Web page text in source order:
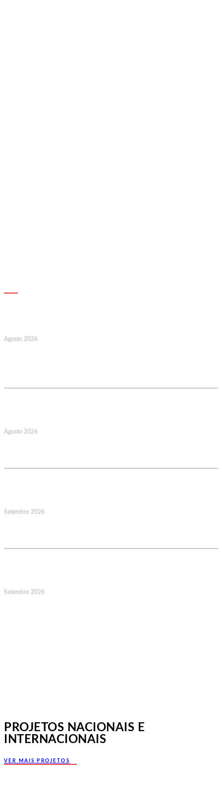
Agosto 2026
Agosto 2026
Setembro 2026
Setembro 2026
PROJETOS NACIONAIS E
INTERNACIONAIS
VER MAIS PROJETOS